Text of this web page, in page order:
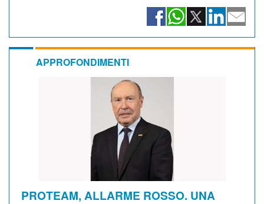
APPROFONDIMENTI
PROTEAM, ALLARME ROSSO. UNA